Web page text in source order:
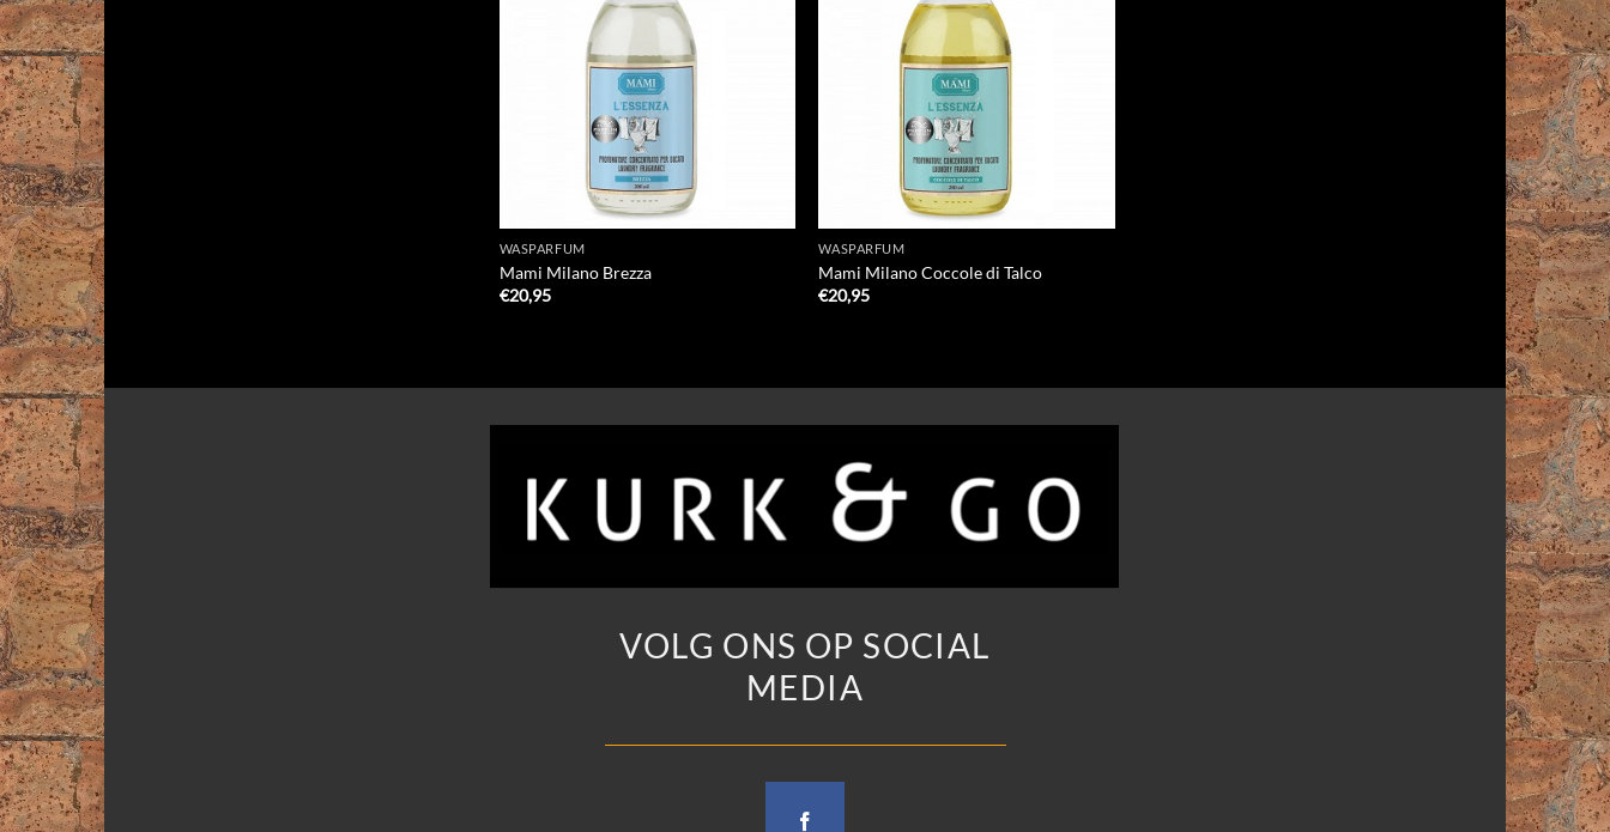
WASPARFUM
Mami Milano Brezza
€20,95
WASPARFUM
Mami Milano Coccole di Talco
€20,95
VOLG ONS OP SOCIAL
MEDIA